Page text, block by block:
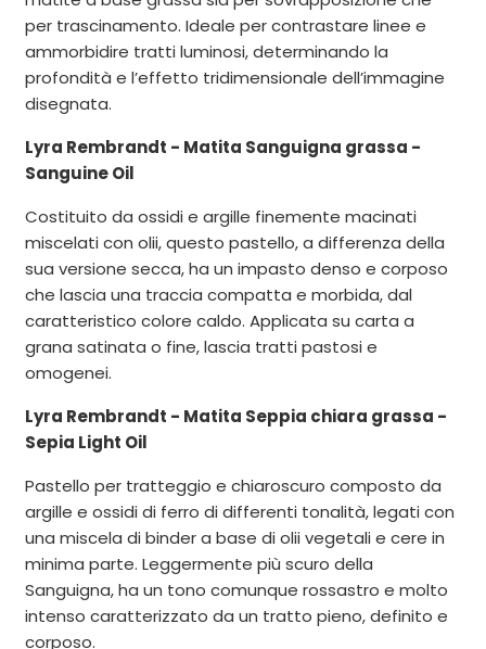
per trascinamento. Ideale per contrastare linee e
ammorbidire tratti luminosi, determinando la
profondità e l’effetto tridimensionale dell’immagine
disegnata.
Lyra Rembrandt - Matita Sanguigna grassa -
Sanguine Oil
Costituito da ossidi e argille finemente macinati
miscelati con olii, questo pastello, a differenza della
sua versione secca, ha un impasto denso e corposo
che lascia una traccia compatta e morbida, dal
caratteristico colore caldo. Applicata su carta a
grana satinata o fine, lascia tratti pastosi e
omogenei.
Lyra Rembrandt - Matita Seppia chiara grassa -
Sepia Light Oil
Pastello per tratteggio e chiaroscuro composto da
argille e ossidi di ferro di differenti tonalità, legati con
una miscela di binder a base di olii vegetali e cere in
minima parte. Leggermente più scuro della
Sanguigna, ha un tono comunque rossastro e molto
intenso caratterizzato da un tratto pieno, definito e
corposo.